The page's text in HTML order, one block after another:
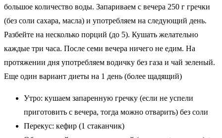
большое количество воды. Запариваем с вечера 250 г гречки
(без соли сахара, масла) и употребляем на следующий день.
Разбейте на несколько порций (до 5). Кушать желательно
каждые три часа. После семи вечера ничего не едим. На
протяжении дня употребляем водичку без газа и чай зеленый.
Еще один вариант диеты на 1 день (более щадящий)
Утро: кушаем запаренную гречку (если не успели
приготовить с вечера, тогда можно отварить) без соли
Перекус: кефир (1 стаканчик)